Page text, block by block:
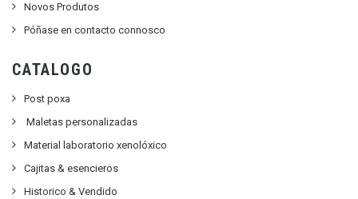
Novos Produtos
Póñase en contacto connosco
CATALOGO
Post poxa
Maletas personalizadas
Material laboratorio xenolóxico
Cajitas & esencieros
Historico & Vendido